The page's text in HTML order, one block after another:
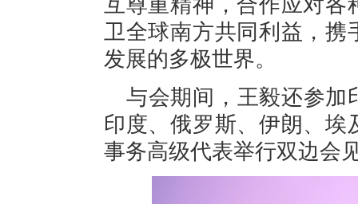
互尊重精神，合作应对各
卫全球南方共同利益，携
发展的多极世界。
与会期间，王毅还参加
印度、俄罗斯、伊朗、埃
事务高级代表举行双边会